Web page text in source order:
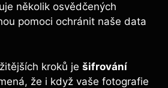
několik osvědčených
pomoci ochránit naše data
kroků je šifrování
že i když vaše fotografie